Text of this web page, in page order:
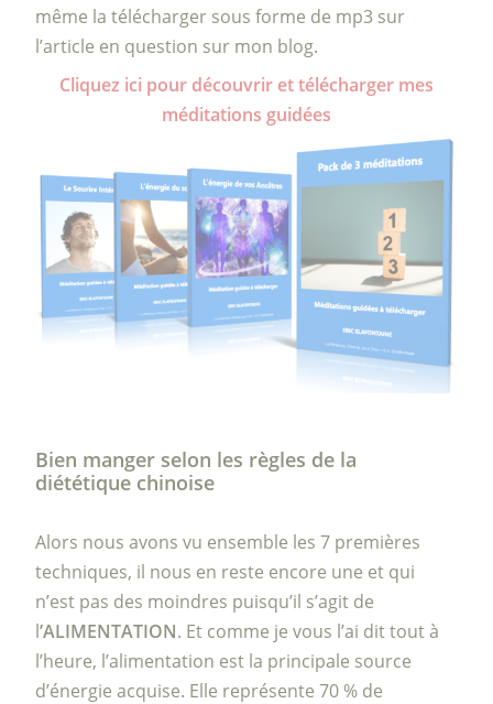
même la télécharger sous forme de mp3 sur
l’article en question sur mon blog.
Cliquez ici pour découvrir et télécharger mes
méditations guidées
Bien manger selon les règles de la
diététique chinoise
Alors nous avons vu ensemble les 7 premières
techniques, il nous en reste encore une et qui
n’est pas des moindres puisqu’il s’agit de
l’ALIMENTATION. Et comme je vous l’ai dit tout à
l’heure, l’alimentation est la principale source
d’énergie acquise. Elle représente 70 % de